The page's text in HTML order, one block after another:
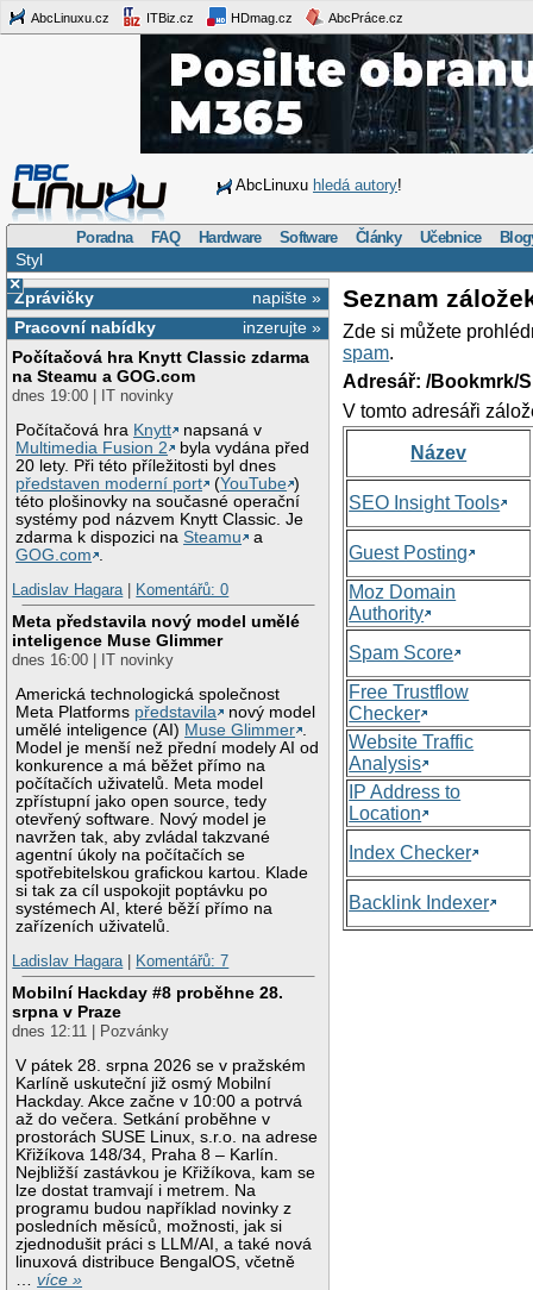
AbcLinuxu.cz ITBiz.cz HDmag.cz AbcPráce.cz
AbcLinuxu hledá autory!
Poradna FAQ Hardware Software Články Učebnice
Styl
×
napište »
Zprávičky
inzerujte »
Pracovní nabídky
Počítačová hra Knytt Classic zdarma
na Steamu a GOG.com
dnes 19:00 | IT novinky
Počítačová hra Knytt
napsaná v
Multimedia Fusion 2
byla vydána před
20 lety. Při této příležitosti byl dnes
představen moderní port
(YouTube )
této plošinovky na současné operační
systémy pod názvem Knytt Classic. Je
zdarma k dispozici naSteamu
a
GOG.com
Ladislav Hagara| Komentářů: 0
Meta představila nový model umělé
inteligence Muse Glimmer
dnes 16:00 | IT novinky
Americká technologická společnost
Meta Platforms představila
nový model
umělé inteligence (AI) Muse Glimmer
Model je menší než přední modely AI od
konkurence a má běžet přímo na
počítačích uživatelů. Meta model
zpřístupní jako open source, tedy
otevřený software. Nový model je
navržen tak, aby zvládal takzvané
agentní úkoly na počítačích se
spotřebitelskou grafickou kartou. Klade
si tak za cíl uspokojit poptávku po
systémech AI, které běží přímo na
zařízeních uživatelů.
Ladislav Hagara| Komentářů: 7
Mobilní Hackday #8 proběhne 28.
srpna v Praze
dnes 12:11 | Pozvánky
V pátek 28. srpna 2026 se v pražském
Karlíně uskuteční již osmý Mobilní
Hackday. Akce začne v 10:00 a potrvá
až do večera. Setkání proběhne v
prostorách SUSE Linux, s.r.o. na adrese
Křižíkova 148/34, Praha 8 – Karlín.
Nejbližší zastávkou je Křižíkova, kam se
lze dostat tramvají i metrem. Na
programu budou například novinky z
posledních měsíců, možnosti, jak si
zjednodušit práci s LLM/AI, a také nová
linuxová distribuce BengalOS, včetně
…více »
Seznam
Zde si můžete
spam.
Adresář: /Bookmrk/
V tomto adresáři
Název
SEO Insight Tools
Guest Posting
Moz Domain
Authority
Spam Score
Free Trustflow
Checker
Website Traffic
Analysis
IP Address to
Location
Index Checker
Backlink Indexer